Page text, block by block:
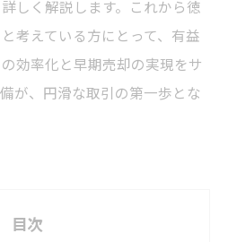
しく解説します。これから徳
考えている方にとって、有益
効率化と早期売却の実現をサ
が、円滑な取引の第一歩とな
目次